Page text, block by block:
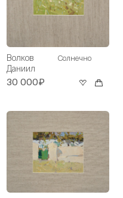
Волков
Даниил
Солнечно
30 000₽